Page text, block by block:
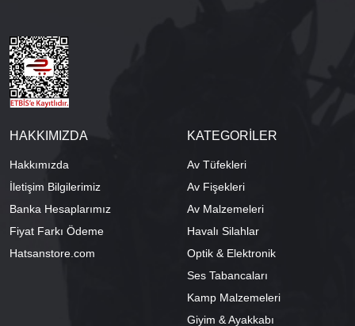
HAKKIMIZDA
Hakkımızda
İletişim Bilgilerimiz
Banka Hesaplarımız
Fiyat Farkı Ödeme
Hatsanstore.com
KATEGORİLER
Av Tüfekleri
Av Fişekleri
Av Malzemeleri
Havalı Silahlar
Optik & Elektronik
Ses Tabancaları
Kamp Malzemeleri
Giyim & Ayakkabı